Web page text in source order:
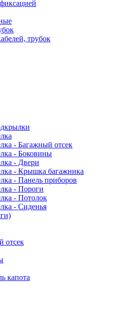
трубок
- Багажный отсек
- Боковины
- Двери
- Крышка багажника
- Панель приборов
- Пороги
- Потолок
- Сиденья
отсек
капота